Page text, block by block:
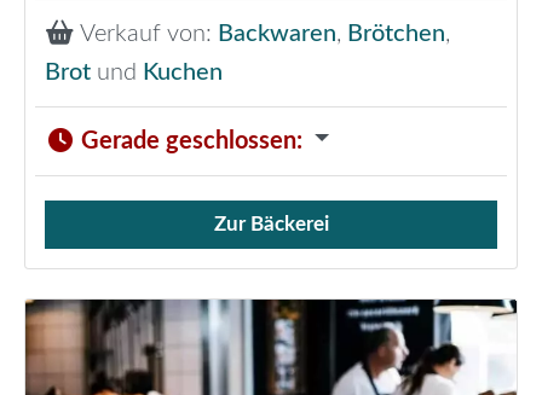
Verkauf von: Backwaren, Brötchen,
Brot und Kuchen
Gerade geschlossen:
Verkauf von Brötchen,
Zur Bäckerei